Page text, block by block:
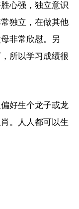
心强，独立意识
独立，在做其他
非常欣慰。另
所以学习成绩很
好生个龙子或龙
。人人都可以生